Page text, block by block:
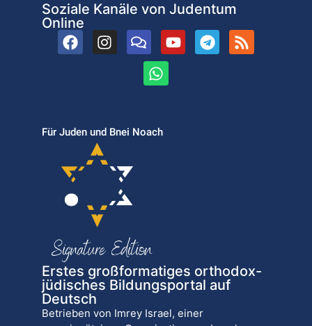
Soziale Kanäle von Judentum
Online
Für Juden und Bnei Noach
Erstes großformatiges orthodox-
jüdisches Bildungsportal auf
Deutsch
Betrieben von Imrey Israel, einer